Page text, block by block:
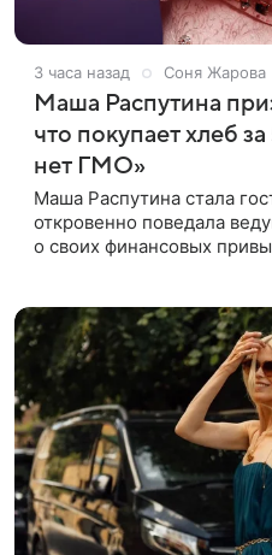
3 часа назад Соня Жарова
Маша Распутина
что покупает хлеб
нет ГМО»
Маша Распутина стала
откровенно поведала
о своих финансовых